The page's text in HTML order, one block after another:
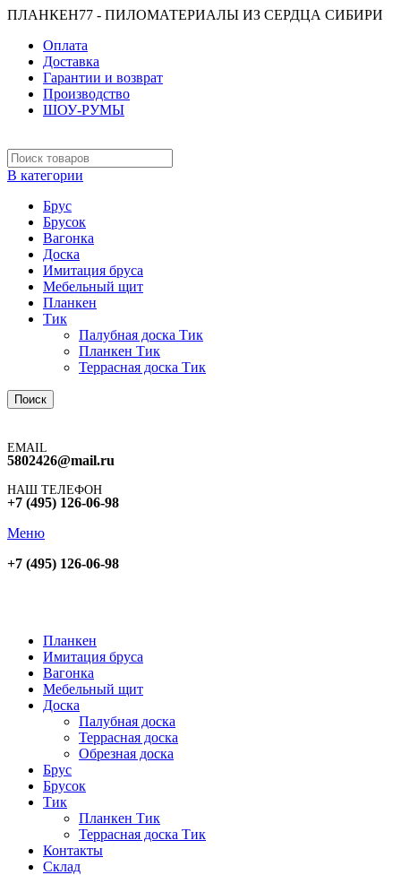
ПЛАНКЕН77 - ПИЛОМАТЕРИАЛЫ ИЗ СЕРДЦА СИБИРИ
Оплата
Доставка
Гарантии и возврат
Производство
ШОУ-РУМЫ
В категории
Брус
Брусок
Вагонка
Доска
Имитация бруса
Мебельный щит
Планкен
Тик
Палубная доска Тик
Планкен Тик
Террасная доска Тик
Поиск
EMAIL
5802426@mail.ru
НАШ ТЕЛЕФОН
+7 (495) 126-06-98
Меню
+7 (495) 126-06-98
Планкен
Имитация бруса
Вагонка
Мебельный щит
Доска
Палубная доска
Террасная доска
Обрезная доска
Брус
Брусок
Тик
Планкен Тик
Террасная доска Тик
Контакты
Склад